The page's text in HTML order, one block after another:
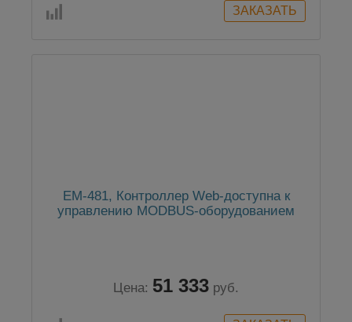
EM-481, Контроллер Web-доступна к
управлению MODBUS-оборудованием
Цена: 51 333 руб.